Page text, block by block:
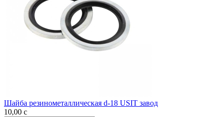
Шайба резинометаллическая d-18 USIT завод
10,00 c